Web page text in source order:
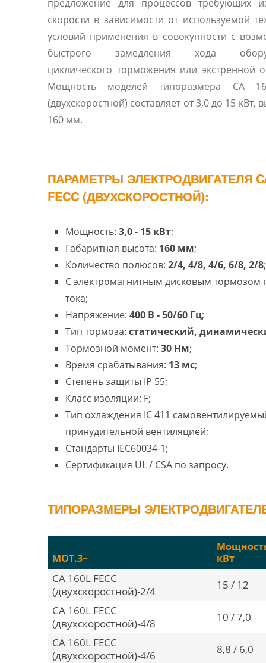
предложение для процессов требующих
скорости в зависимости от используемой
условий применения в совокупности с
быстрого замедления хода
циклического торможения или экстренной
Мощность моделей типоразмера CA
(двухскоростной) составляет от 3,0 до 15 кВт,
160 мм.
ПАРАМЕТРЫ ЭЛЕКТРОДВИГАТЕЛЯ
FECC (ДВУХСКОРОСТНОЙ):
Мощность: 3,0 - 15 кВт;
Габаритная высота: 160 мм;
Количество полюсов: 2/4, 4/8, 4/6, 6/8, 2/8;
С электромагнитным дисковым тормозом
тока;
Напряжение: 400 В - 50/60 Гц;
Тип тормоза: статический,
Тормозной момент: 30 Нм;
Время срабатывания: 13 мс;
Степень защиты IP 55;
Класс изоляции: F;
Тип охлаждения IC 411
принудительной вентиляцией;
Стандарты IEC60034-1;
Сертификация UL / CSA по запросу.
ТИПОРАЗМЕРЫ
MOT.3~
кВт
CA 160L FECC
(двухскоростной)-2/4
15 / 12
CA 160L FECC
(двухскоростной)-4/8
10 / 7,0
CA 160L FECC
(двухскоростной)-4/6
8,8 / 6,0